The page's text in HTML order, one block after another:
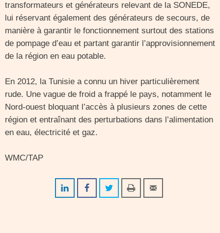
transformateurs et générateurs relevant de la SONEDE,
lui réservant également des générateurs de secours, de
manière à garantir le fonctionnement surtout des stations
de pompage d’eau et partant garantir l’approvisionnement
de la région en eau potable.
En 2012, la Tunisie a connu un hiver particulièrement
rude. Une vague de froid a frappé le pays, notamment le
Nord-ouest bloquant l’accès à plusieurs zones de cette
région et entraînant des perturbations dans l’alimentation
en eau, électricité et gaz.
WMC/TAP